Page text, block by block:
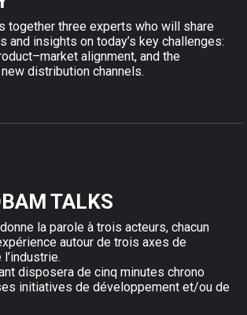
together three experts who will share
and insights on today’s key challenges:
alignment, and the
distribution channels.
TALKS
la parole à trois acteurs, chacun
autour de trois axes de
disposera de cinq minutes chrono
initiatives de développement et/ou de